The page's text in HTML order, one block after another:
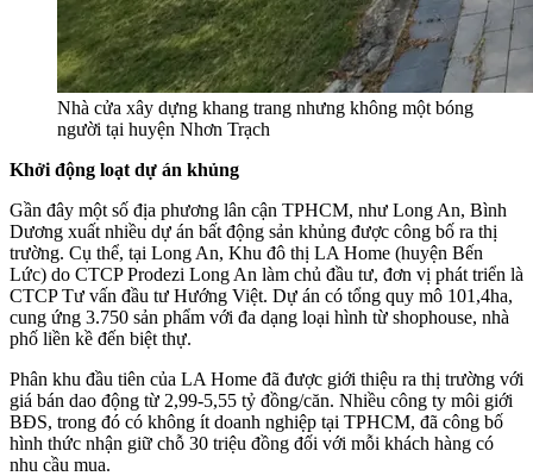
Nhà cửa xây dựng khang trang nhưng không một bóng
người tại huyện Nhơn Trạch
Khởi động loạt dự án khủng
Gần đây một số địa phương lân cận TPHCM, như Long An, Bình
Dương xuất nhiều dự án bất động sản khủng được công bố ra thị
trường. Cụ thể, tại Long An, Khu đô thị LA Home (huyện Bến
Lức) do CTCP Prodezi Long An làm chủ đầu tư, đơn vị phát triển là
CTCP Tư vấn đầu tư Hướng Việt. Dự án có tổng quy mô 101,4ha,
cung ứng 3.750 sản phẩm với đa dạng loại hình từ shophouse, nhà
phố liền kề đến biệt thự.
Phân khu đầu tiên của LA Home đã được giới thiệu ra thị trường với
giá bán dao động từ 2,99-5,55 tỷ đồng/căn. Nhiều công ty môi giới
BĐS, trong đó có không ít doanh nghiệp tại TPHCM, đã công bố
hình thức nhận giữ chỗ 30 triệu đồng đối với mỗi khách hàng có
nhu cầu mua.